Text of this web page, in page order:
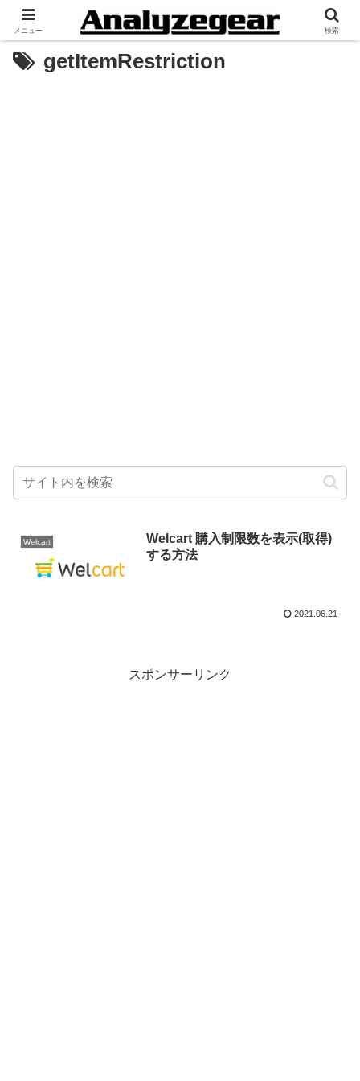
getItemRestriction
Welcart
Welcart 購入制限数を表示(取得)
する方法
2021.06.21
スポンサーリンク
メニュー 検索